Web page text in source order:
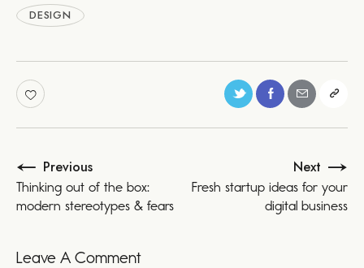
DESIGN
Previous
Thinking out of the box:
modern stereotypes & fears
Next
Fresh startup ideas for your
digital business
Leave A Comment